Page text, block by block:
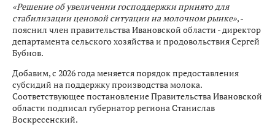
«Решение об увеличении господдержки принято для
стабилизации ценовой ситуации на молочном рынке», -
пояснил член правительства Ивановской области - директор
департамента сельского хозяйства и продовольствия Сергей
Бубнов.
Добавим, с 2026 года меняется порядок предоставления
субсидий на поддержку производства молока.
Соответствующее постановление Правительства Ивановской
области подписал губернатор региона Станислав
Воскресенский.